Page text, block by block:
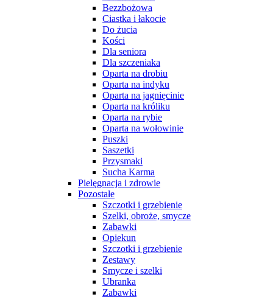
Bezzbożowa
Ciastka i łakocie
Do żucia
Kości
Dla seniora
Dla szczeniaka
Oparta na drobiu
Oparta na indyku
Oparta na jagnięcinie
Oparta na króliku
Oparta na rybie
Oparta na wołowinie
Puszki
Saszetki
Przysmaki
Sucha Karma
Pielęgnacja i zdrowie
Pozostałe
Szczotki i grzebienie
Szelki, obroże, smycze
Zabawki
Opiekun
Szczotki i grzebienie
Zestawy
Smycze i szelki
Ubranka
Zabawki